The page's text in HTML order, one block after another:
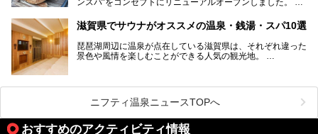
イドル」の現役アーティスト。音楽スタジオまで備えたユニ
たほか、岩盤房やバレルサウナも新設されました。さらに地
産地消をテーマにしたレストランメニューもパワーアップ。
今回新しくなった「草津湯元水春」の魅力を余すところなく
紹介します。
滋賀県でサウナがオススメの温泉・銭湯・スパ10選
琵琶湖周辺に温泉が点在している滋賀県は、それぞれ違った
景色や風情を楽しむことができる人気の観光地。
旅行やお出かけのついではもちろん、近隣にお住いの方はぜ
ひ気軽に立ち寄ってみてくださいね。
ニフティ温泉ニュースTOPへ
おすすめのアクティビティ情報